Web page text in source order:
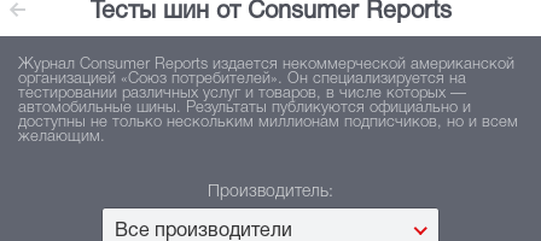
Тесты шин от Consumer Reports
Журнал Consumer Reports издается некоммерческой американской
организацией «Союз потребителей». Он специализируется на
тестировании различных услуг и товаров, в числе которых —
автомобильные шины. Результаты публикуются официально и
доступны не только нескольким миллионам подписчиков, но и всем
желающим.
Производитель:
Все производители